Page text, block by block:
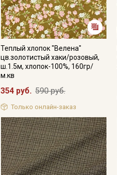
Теплый хлопок "Велена"
цв.золотистый хаки/розовый,
ш.1.5м, хлопок-100%, 160гр/
м.кв
354 руб. 590 руб.
Только онлайн-заказ